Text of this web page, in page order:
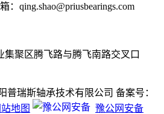
qing.shao@priusbearings.com
聚区腾飞路与腾飞南路交叉口
普瑞斯轴承技术有限公司 备案号：
站地图
豫公网安备